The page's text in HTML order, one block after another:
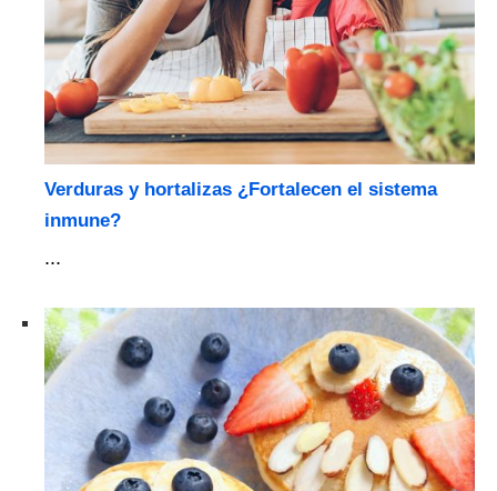
Verduras y hortalizas ¿Fortalecen el sistema
inmune?
...